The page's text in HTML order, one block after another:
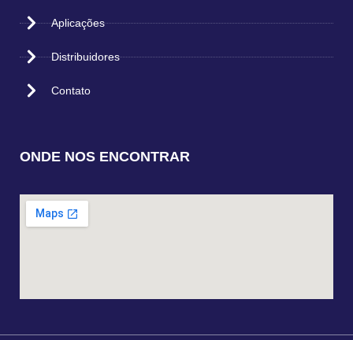
Aplicações
Distribuidores
Contato
ONDE NOS ENCONTRAR